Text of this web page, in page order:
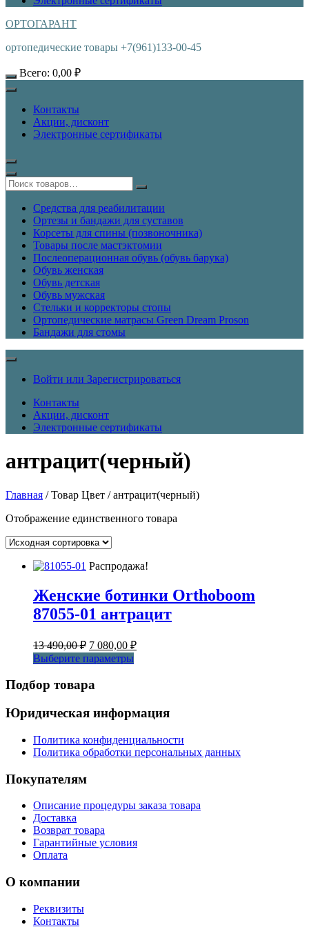
ОРТОГАРАНТ
ортопедические товары +7(961)133-00-45
Всего: 0,00 ₽
Контакты
Акции, дисконт
Электронные сертификаты
Средства для реабилитации
Ортезы и бандажи для суставов
Корсеты для спины (позвоночника)
Товары после мастэктомии
Послеоперационная обувь (обувь барука)
Обувь женская
Обувь детская
Обувь мужская
Стельки и корректоры стопы
Ортопедические матрасы Green Dream Proson
Бандажи для стомы
Войти или Зарегистрироваться
Контакты
Акции, дисконт
Электронные сертификаты
антрацит(черный)
Главная / Товар Цвет / антрацит(черный)
Отображение единственного товара
Распродажа!
Женские ботинки Orthoboom
87055-01 антрацит
13 490,00₽ Первоначальная
цена
составляла
7 080,00 ₽Текущая
Выберите параметры
Опции
выбрать
на
Подбор товара
Юридическая информация
Политика конфиденциальности
Политика обработки персональных данных
Покупателям
Описание процедуры заказа товара
Доставка
Возврат товара
Гарантийные условия
Оплата
О компании
Реквизиты
Контакты